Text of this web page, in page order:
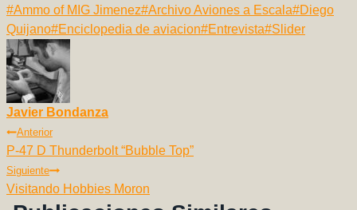
c
e
b
o
o
k
ail at
p
p
e
er d
m
Etiquetas
de
la
entrada:
#Ammo of MIG Jimenez#Archivo Aviones a Escala#Diego
Quijano#Enciclopedia de aviacion#Entrevista#Slider
Javier Bondanza
Navegación
De
Entradas
Anterior
P-47 D Thunderbolt “Bubble Top”
Siguiente
Visitando Hobbies Moron